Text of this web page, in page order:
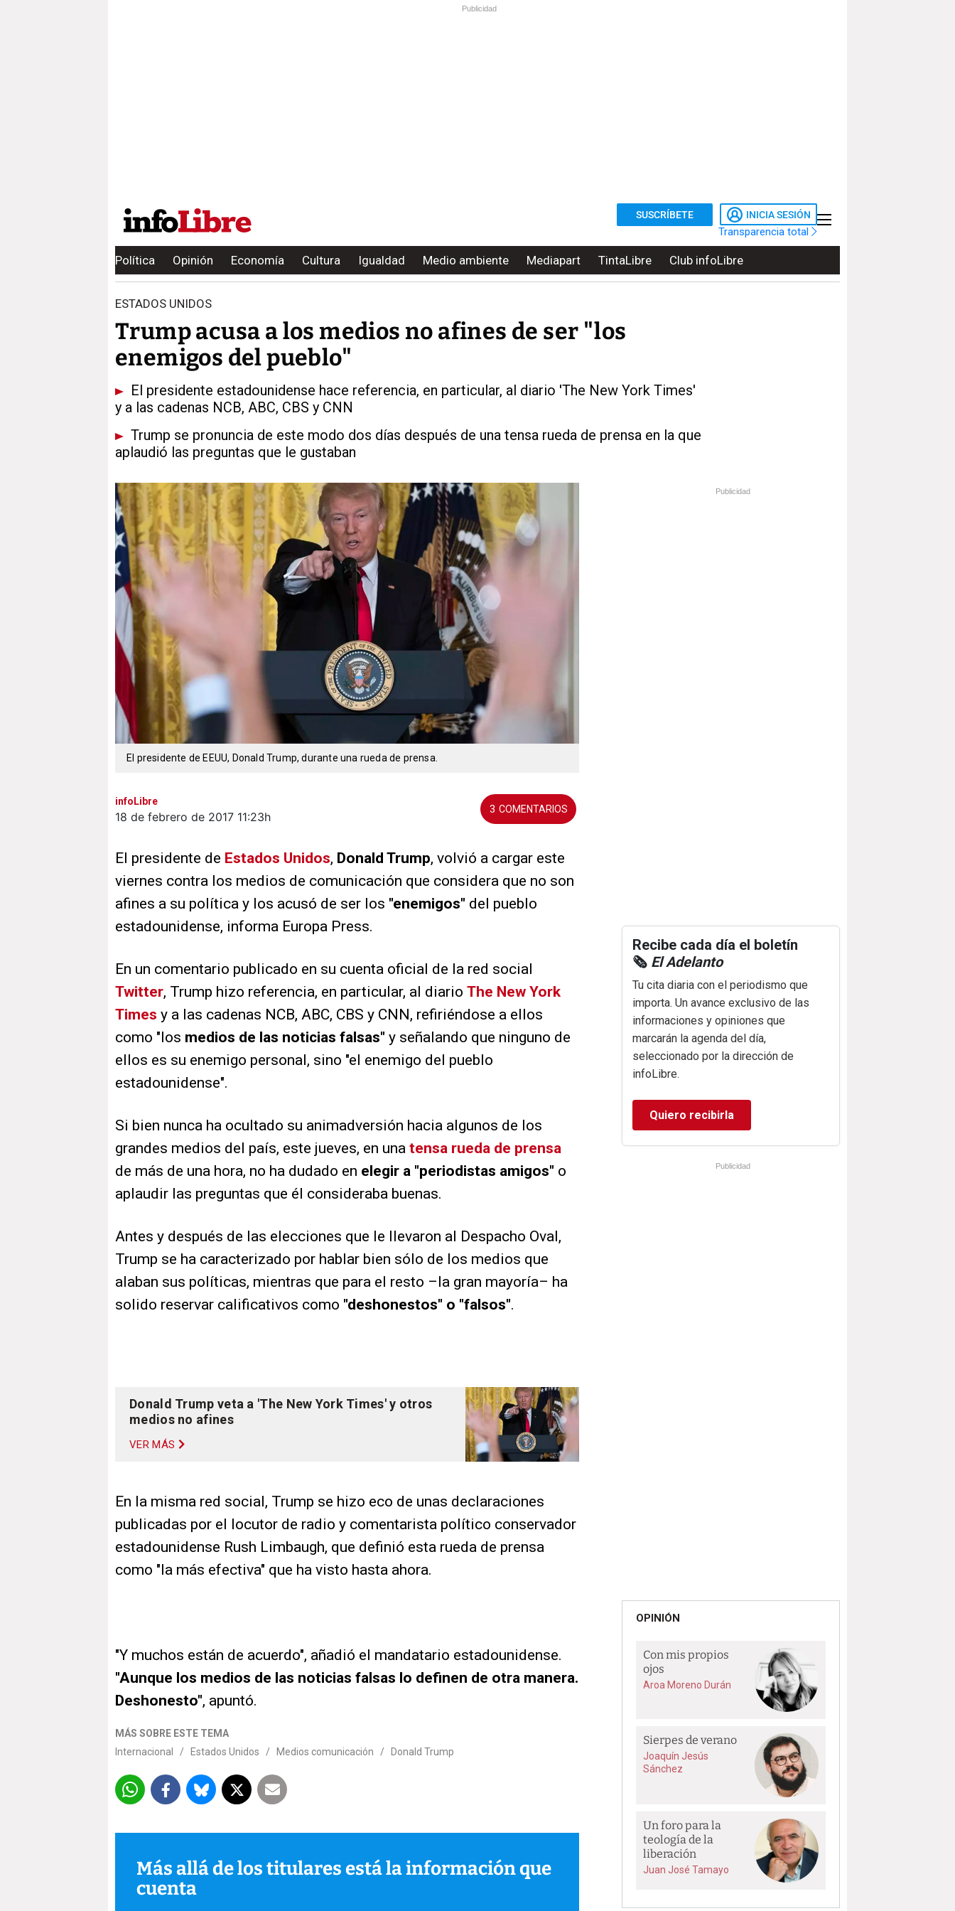
Publicidad
SUSCRÍBETE INICIA SESIÓN
Transparencia total
Política Opinión Economía Cultura Igualdad Medio ambiente Mediapart TintaLibre Club infoLibre
ESTADOS UNIDOS
Trump acusa a los medios no afines de ser "los
enemigos del pueblo"
El presidente estadounidense hace referencia, en particular, al diario 'The New York Times'
y a las cadenas NCB, ABC, CBS y CNN
Trump se pronuncia de este modo dos días después de una tensa rueda de prensa en la que
aplaudió las preguntas que le gustaban
El presidente de EEUU, Donald Trump, durante una rueda de prensa.
infoLibre
18 de febrero de 2017 11:23h
3
El presidente de Estados Unidos, Donald Trump, volvió a cargar este
viernes contra los medios de comunicación que considera que no son
afines a su política y los acusó de ser los "enemigos" del pueblo
estadounidense, informa Europa Press.
En un comentario publicado en su cuenta oficial de la red social
Twitter, Trump hizo referencia, en particular, al diario The New York
Times y a las cadenas NCB, ABC, CBS y CNN, refiriéndose a ellos
como "los medios de las noticias falsas" y señalando que ninguno de
ellos es su enemigo personal, sino "el enemigo del pueblo
estadounidense".
Si bien nunca ha ocultado su animadversión hacia algunos de los
grandes medios del país, este jueves, en una tensa rueda de prensa
de más de una hora, no ha dudado en elegir a "periodistas amigos" o
aplaudir las preguntas que él consideraba buenas.
Antes y después de las elecciones que le llevaron al Despacho Oval,
Trump se ha caracterizado por hablar bien sólo de los medios que
alaban sus políticas, mientras que para el resto –la gran mayoría– ha
solido reservar calificativos como "deshonestos" o "falsos".
Donald Trump veta a 'The New York Times' y otros
medios no afines
VER MÁS
En la misma red social, Trump se hizo eco de unas declaraciones
publicadas por el locutor de radio y comentarista político conservador
estadounidense Rush Limbaugh, que definió esta rueda de prensa
como "la más efectiva" que ha visto hasta ahora.
"Y muchos están de acuerdo", añadió el mandatario estadounidense.
"Aunque los medios de las noticias falsas lo definen de otra manera.
Deshonesto", apuntó.
MÁS SOBRE ESTE TEMA
Internacional
/ Estados Unidos / Medios comunicación / Donald Trump
Más allá de los titulares está la información que
cuenta
Publicidad
Recibe cada día el boletín
🗞️ El Adelanto
Tu cita diaria con el periodismo que
importa. Un avance exclusivo de las
informaciones y opiniones que
marcarán la agenda del día,
seleccionado por la dirección de
infoLibre.
Quiero recibirla
Publicidad
OPINIÓN
Con mis propios
ojos
Aroa Moreno Durán
Sierpes de verano
Joaquín Jesús
Sánchez
Un foro para la
teología de la
liberación
Juan José Tamayo